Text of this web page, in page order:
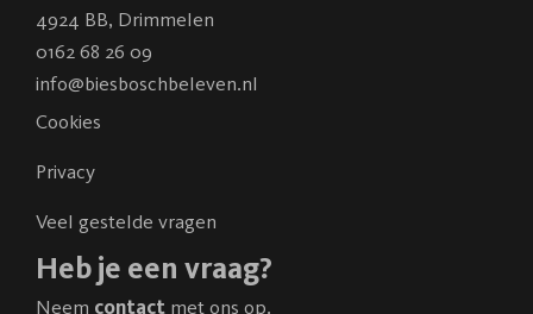
4924 BB, Drimmelen
0162 68 26 09
info@biesboschbeleven.nl
Cookies
Privacy
Veel gestelde vragen
Heb je een vraag?
Neem contact met ons op.